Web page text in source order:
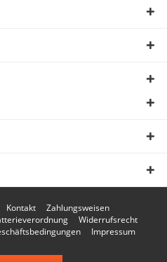
Kontakt
Zahlungsweisen
Widerrufsrecht
Impressum